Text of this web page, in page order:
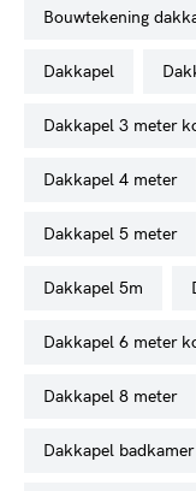
bouwtekening
dakkapel
dakkapel 3 meter
dakkapel 4 meter
dakkapel 5 meter
dakkapel 5m
dakkapel 6 meter
dakkapel 8 meter
dakkapel badkamer